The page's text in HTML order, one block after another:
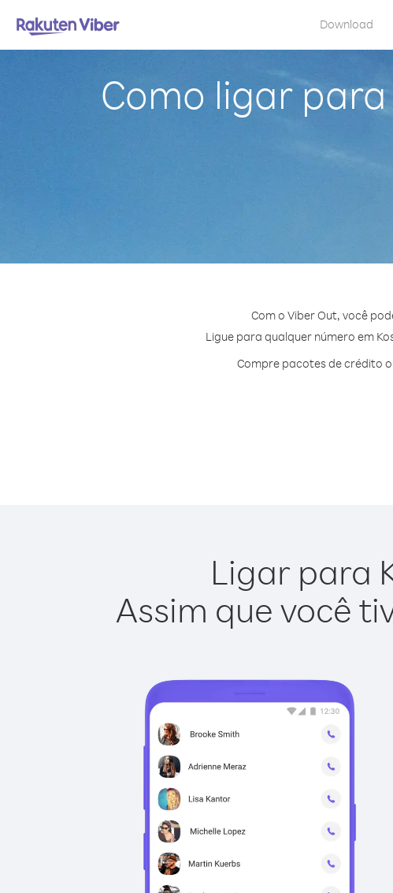
Download
Como ligar
Com o Viber Out, você
Ligue para qualquer número em
Compre pacotes de crédito
Ligar para
Assim que você